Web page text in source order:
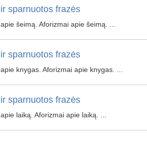
ir sparnuotos frazės
apie šeimą. Aforizmai apie šeimą. ...
ir sparnuotos frazės
apie knygas. Aforizmai apie knygas. ...
ir sparnuotos frazės
apie laiką. Aforizmai apie laiką. ...